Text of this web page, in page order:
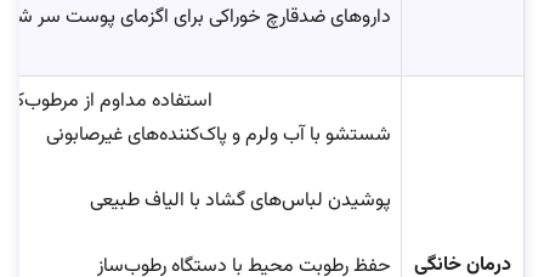
داروهای ضدقارچ خوراکی برای اگزمای پوست سر شدید
درمان خانگی
استفاده مداوم از
شستشو با آب ولرم و پاک‌کننده‌های غیرصابونی
پوشیدن لباس‌های گشاد با الیاف طبیعی
حفظ رطوبت محیط با دستگاه رطوب‌ساز